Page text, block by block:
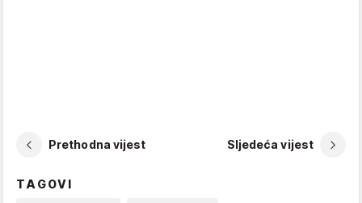
Prethodna vijest Sljedeća vijest
TAGOVI